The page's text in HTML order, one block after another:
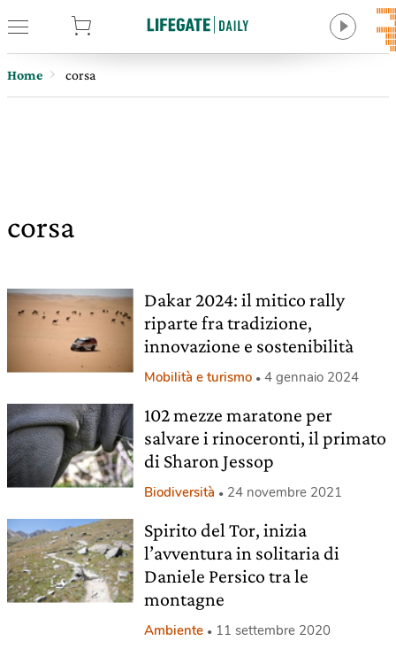
Home corsa
corsa
Dakar 2024: il mitico rally
riparte fra tradizione,
innovazione e sostenibilità
Mobilità e turismo 4 gennaio 2024
102 mezze maratone per
salvare i rinoceronti, il primato
di Sharon Jessop
Biodiversità 24 novembre 2021
Spirito del Tor, inizia
l’avventura in solitaria di
Daniele Persico tra le
montagne
Ambiente 11 settembre 2020